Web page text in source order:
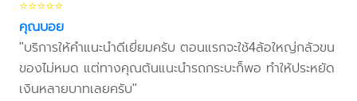
⭐⭐⭐⭐⭐
คุณบอย
"บริการให้คำแนะนำดีเยี่ยมครับ ตอนแรกจะใช้4ล้อใหญ่กลัวขน
ของไม่หมด แต่ทางคุณต้นแนะนำรถกระบะก็พอ ทำให้ประหยัด
เงินหลายบาทเลยครับ"